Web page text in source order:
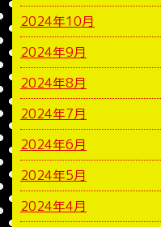
2024年10月
2024年9月
2024年8月
2024年7月
2024年6月
2024年5月
2024年4月